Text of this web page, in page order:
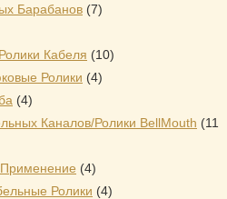
Барабанов 77
Кабеля 1010
Ролики 44
44
товара
Каналов/Ролики BellMouth
11
Применение 44
товара
Ролики 44